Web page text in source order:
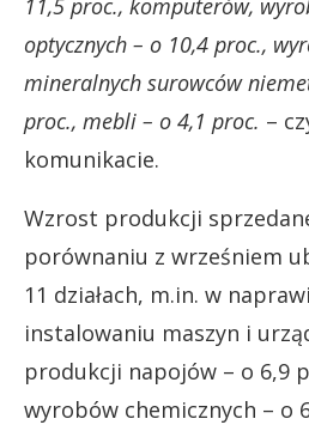
optycznych – o 10,4 proc.,
mineralnych surowców
proc., mebli – o 4,1 proc. –
komunikacie.
Wzrost produkcji
porównaniu z wrześniem
11 działach, m.in. w
instalowaniu maszyn i
produkcji napojów – o 6,9
wyrobów chemicznych – o